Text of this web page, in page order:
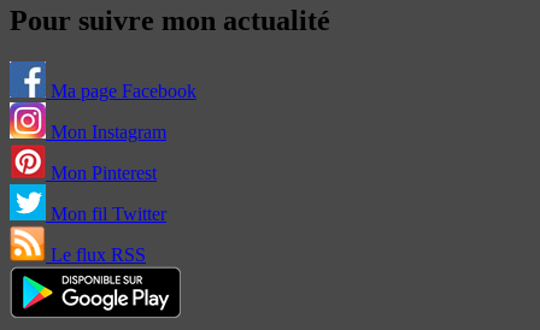
Pour suivre mon actualité
Ma page Facebook
Mon Instagram
Mon Pinterest
Mon fil Twitter
Le flux RSS